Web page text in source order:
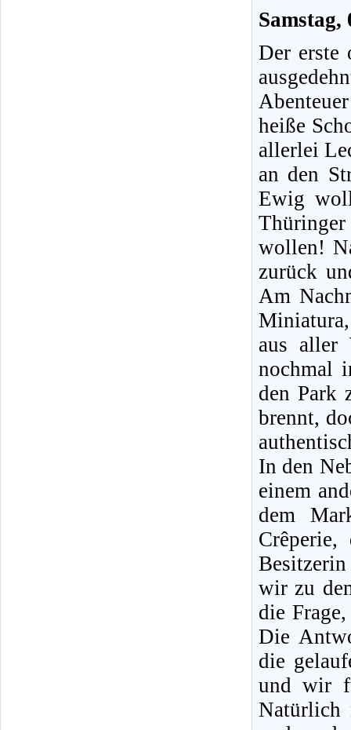
Samstag,
Der erste
heiße
allerlei
an den
Ewig
wollen!
zurück
Am
aus aller
nochmal
den Park
brennt,
In den
einem
dem
wir zu
die
Die
die
und wir
Natürlich